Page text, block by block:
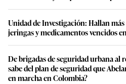
Unidad de Investigación: Hallan
jeringas y medicamentos vencidos
De brigadas de seguridad urbana al
sabe del plan de seguridad que
en marcha en Colombia?